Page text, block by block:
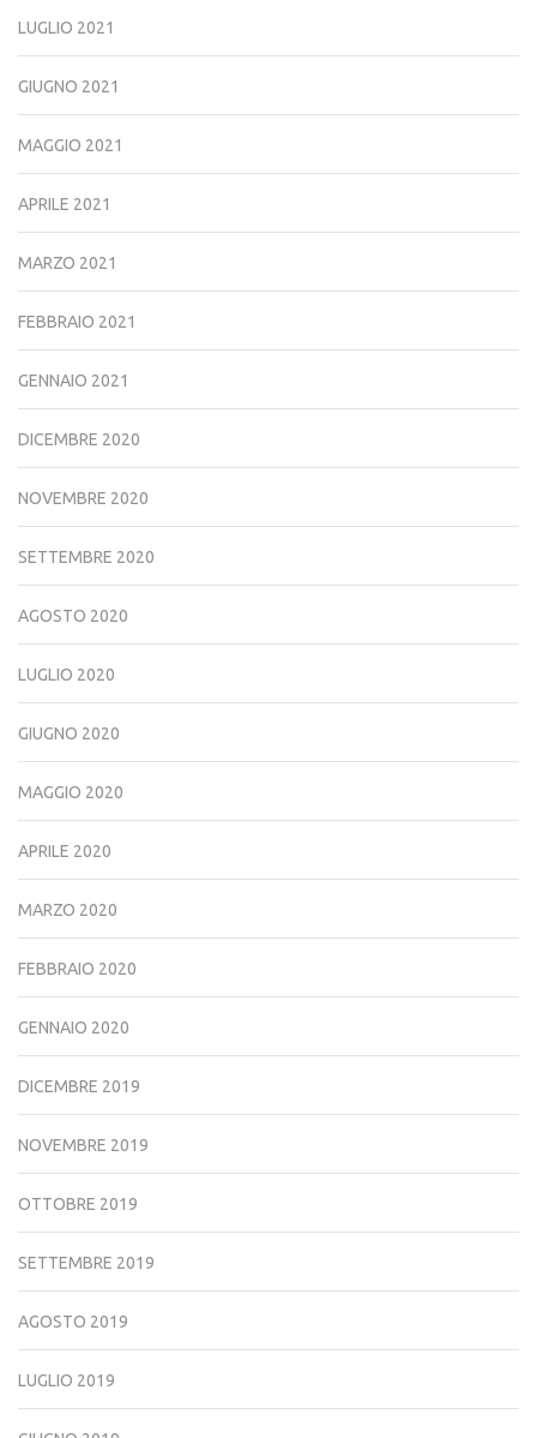
LUGLIO 2021
GIUGNO 2021
MAGGIO 2021
APRILE 2021
MARZO 2021
FEBBRAIO 2021
GENNAIO 2021
DICEMBRE 2020
NOVEMBRE 2020
SETTEMBRE 2020
AGOSTO 2020
LUGLIO 2020
GIUGNO 2020
MAGGIO 2020
APRILE 2020
MARZO 2020
FEBBRAIO 2020
GENNAIO 2020
DICEMBRE 2019
NOVEMBRE 2019
OTTOBRE 2019
SETTEMBRE 2019
AGOSTO 2019
LUGLIO 2019